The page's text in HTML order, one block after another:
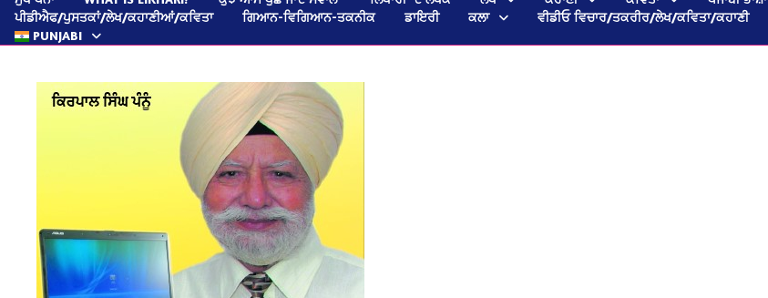
ਪੀਡੀਐਫ/ਪੁਸਤਕਾਂ/ਲੇਖ/ਕਹਾਣੀਆਂ/ਕਵਿਤਾ
ਗਿਆਨ-ਵਿਗਿਆਨ-ਤਕਨੀਕ ਡਾਇਰੀ ਕਲਾ ਵੀਡੀਓ ਵਿਚਾਰ/ਤਕਰੀਰ/ਲੇਖ/ਕਵਿਤਾ/ਕਹਾਣੀ
PUNJABI